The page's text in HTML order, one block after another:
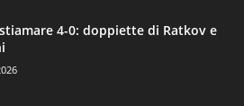
4-0: doppiette di Ratkov e